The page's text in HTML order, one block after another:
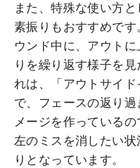
また、特殊な使い方
素振りもおすすめで
ウンド中に、アウト
りを繰り返す様子を
れは、「アウトサイ
で、フェースの返り
メージを作っている
左のミスを消したい
りとなっています。